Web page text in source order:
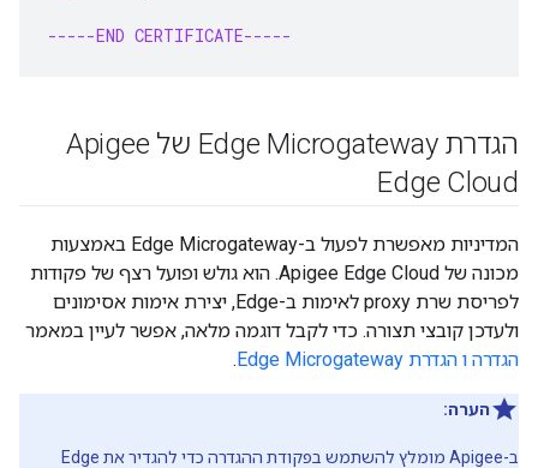
-----END CERTIFICATE-----
הגדרת Edge Microgateway של Apigee
Edge Cloud
המדיניות מאפשרת לפעול ב-Edge Microgateway באמצעות
מכונה של Apigee Edge Cloud. הוא גולש ופועל רצף של פקודות
לפריסת שרת proxy לאימות ב-Edge, יצירת אימות אסימונים
ולעדכן קובצי תצורה. כדי לקבל דוגמה מלאה, אפשר לעיין במאמר
הגדרה ו הגדרת Edge Microgateway
.
הערה:
ב-Apigee מומלץ להשתמש בפקודת ההגדרה כדי להגדיר את Edge